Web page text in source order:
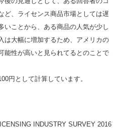
ど、ライセンス商品市場としては遅
いことから、ある商品の人気が少し
は大幅に増加するため、アメリカの
能性が高いと見られてるとのことで
円として計算しています。
INDUSTRY SURVEY 2016